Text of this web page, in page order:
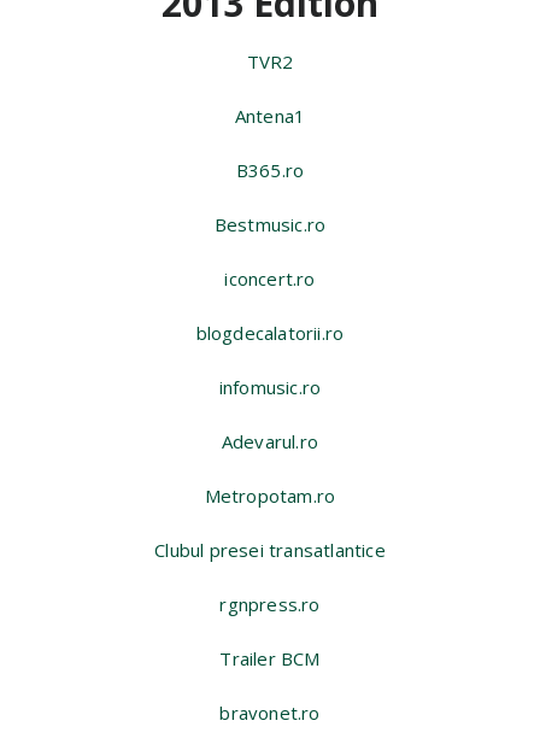
TVR2
Antena1
B365.ro
Bestmusic.ro
iconcert.ro
blogdecalatorii.ro
infomusic.ro
Adevarul.ro
Metropotam.ro
Clubul presei transatlantice
rgnpress.ro
Trailer BCM
bravonet.ro